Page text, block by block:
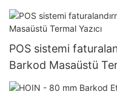
POS sistemi
Barkod Masaüstü